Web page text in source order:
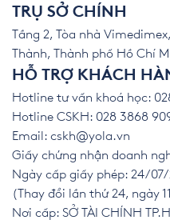
TRỤ SỞ CHÍNH
Tầng 2, Tòa nhà
Thành, Thành phố Hồ Chí
HỖ TRỢ KHÁCH
Hotline tư vấn khoá học:
Hotline CSKH: 028 3868
Email: cskh@yola.vn
Giấy chứng nhận doanh
Ngày cấp giấy phép: 24/
(Thay đổi lần thứ 24, ngày
Nơi cấp: SỞ TÀI CHÍNH